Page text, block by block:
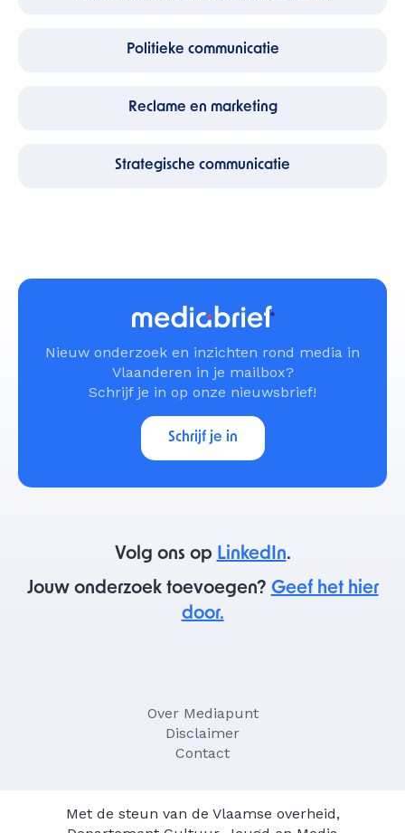
Politieke communicatie
Reclame en marketing
Strategische communicatie
Nieuw onderzoek en inzichten rond media in
Vlaanderen in je mailbox?
Schrijf je in op onze nieuwsbrief!
Schrijf je in
Volg ons op LinkedIn.
Jouw onderzoek toevoegen? Geef het hier
door.
Over Mediapunt
Disclaimer
Contact
Met de steun van de Vlaamse overheid,